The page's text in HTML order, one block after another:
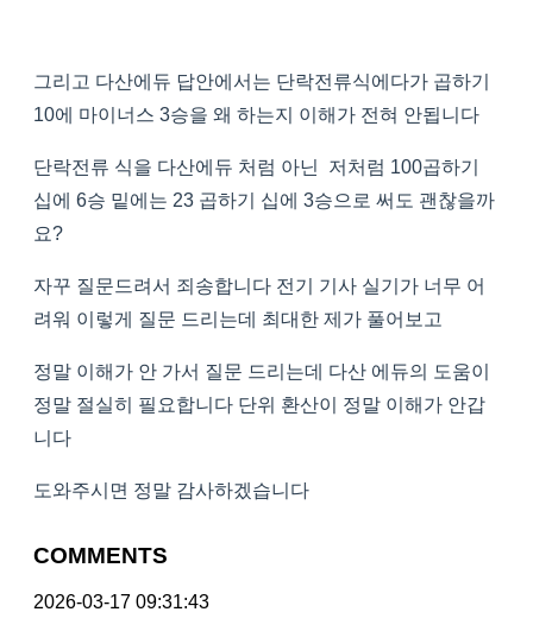
그리고 다산에듀 답안에서는 단락전류식에다가 곱하기
10에 마이너스 3승을 왜 하는지 이해가 전혀 안됩니다
단락전류 식을 다산에듀 처럼 아닌 저처럼 100곱하기
십에 6승 밑에는 23 곱하기 십에 3승으로 써도 괜찮을까
요?
자꾸 질문드려서 죄송합니다 전기 기사 실기가 너무 어
려워 이렇게 질문 드리는데 최대한 제가 풀어보고
정말 이해가 안 가서 질문 드리는데 다산 에듀의 도움이
정말 절실히 필요합니다 단위 환산이 정말 이해가 안갑
니다
도와주시면 정말 감사하겠습니다
COMMENTS
2026-03-17 09:31:43